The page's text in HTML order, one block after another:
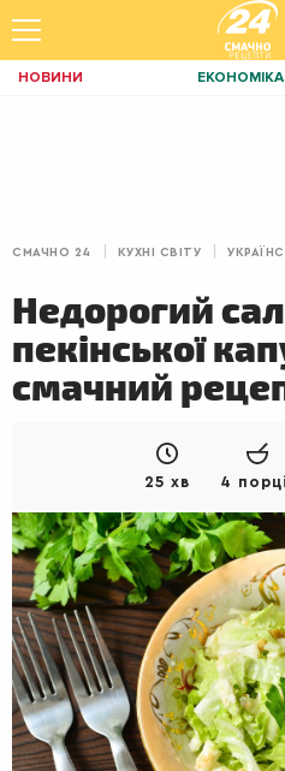
НОВИНИ ЕКОНОМІКА
ІДЕЇ
ІННОВАЦІЇ MEN
ЗБІРНА АКТИВ
GAMES
РАДІО КРАСА
LIFESTYLE FASHION
PETS
СМАЧНО 24 КУХНІ СВІТУ
Недорогий
пекінської
смачний
25 хв 4